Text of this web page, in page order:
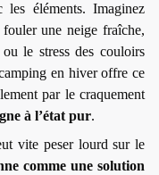
éléments. Imaginez
une neige fraîche,
ou le stress des couloirs
en hiver offre ce
par le craquement
à l’état pur.
vite peser lourd sur le
comme une solution